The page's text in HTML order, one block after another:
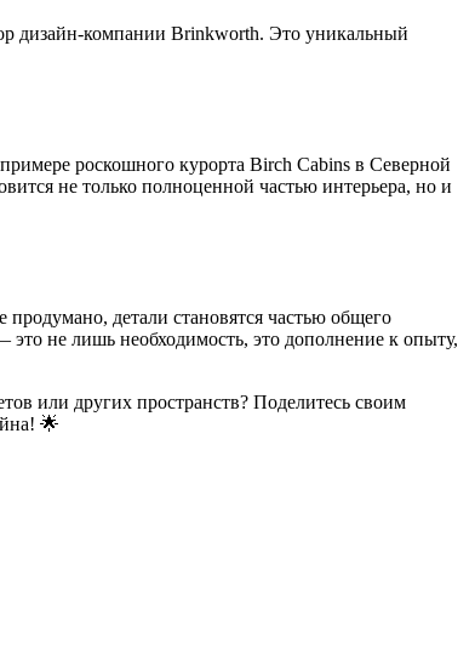
дизайн-компании Brinkworth. Это уникальный
роскошного курорта Birch Cabins в Северной
не только полноценной частью интерьера, но и
детали становятся частью общего
это не лишь необходимость, это дополнение к опыту,
или других пространств? Поделитесь своим
🌟